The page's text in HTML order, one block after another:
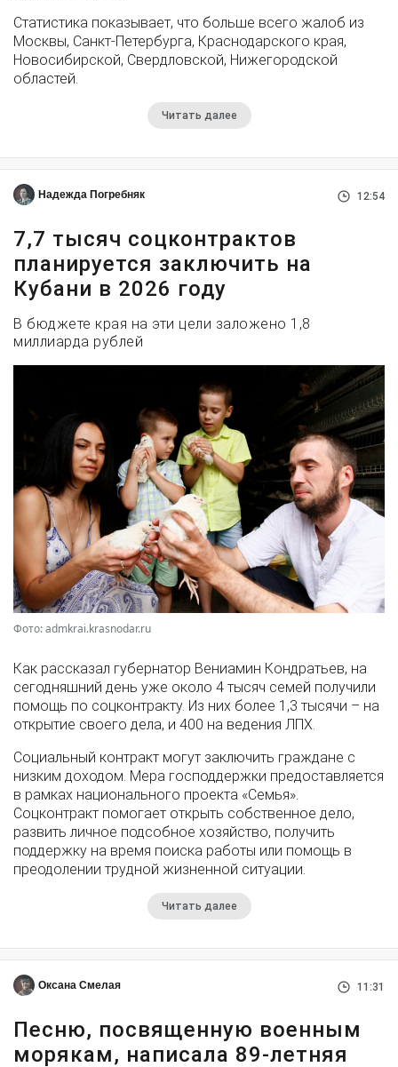
Статистика показывает, что больше всего жалоб из
Москвы, Санкт-Петербурга, Краснодарского края,
Новосибирской, Свердловской, Нижегородской
областей.
Читать далее
Надежда Погребняк 12:54
7,7 тысяч соцконтрактов
планируется заключить на
Кубани в 2026 году
В бюджете края на эти цели заложено 1,8
миллиарда рублей
Фото: admkrai.krasnodar.ru
Как рассказал губернатор Вениамин Кондратьев, на
сегодняшний день уже около 4 тысяч семей получили
помощь по соцконтракту. Из них более 1,3 тысячи – на
открытие своего дела, и 400 на ведения ЛПХ.
Социальный контракт могут заключить граждане с
низким доходом. Мера господдержки предоставляется
в рамках национального проекта «Семья».
Соцконтракт помогает открыть собственное дело,
развить личное подсобное хозяйство, получить
поддержку на время поиска работы или помощь в
преодолении трудной жизненной ситуации.
Читать далее
Оксана Смелая 11:31
Песню, посвященную военным
морякам, написала 89-летняя